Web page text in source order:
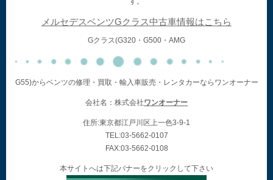
メルセデスベンツGクラス中古車情報はこちら
Gクラス(G320・G500・AMG
G55)からベンツの修理・買取・輸入車販売・レンタカーならワンオーナー
会社名：株式会社ワンオーナー
住所:東京都江戸川区上一色3-9-1
TEL:03-5662-0107
FAX:03-5662-0108
本サイトへは下記バナーをクリックして下さい